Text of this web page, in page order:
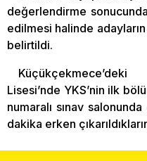
değerlendirme
edilmesi halinde
belirtildi.
Lisesi’nde YKS’nin ilk
numaralı sınav
dakika erken